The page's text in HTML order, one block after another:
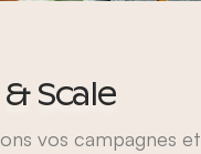
Scale
vos campagnes et